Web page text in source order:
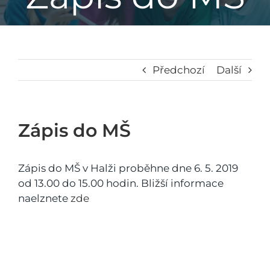
Základní škola
Mateřská škola
Jídelna
Školní poradenské pracoviště
Předchozí Další
Zápis do MŠ
Zápis do MŠ v Halži proběhne dne 6. 5. 2019
od 13.00 do 15.00 hodin. Bližší informace
naelznete zde